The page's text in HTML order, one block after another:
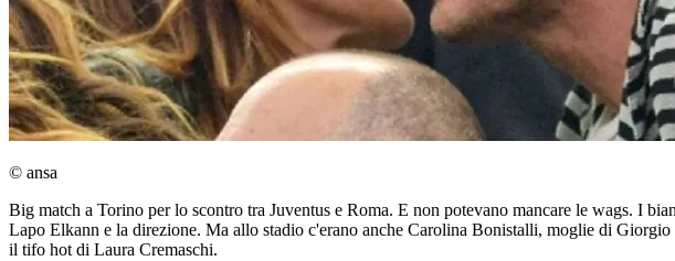
© ansa
Big match a Torino per lo scontro tra Juventus e Roma. E non potevano mancare le wags. I
Lapo Elkann e la direzione. Ma allo stadio c'erano anche Carolina Bonistalli, moglie di
il tifo hot di Laura Cremaschi.